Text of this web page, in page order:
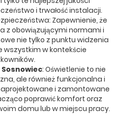
i trwałość instalacji.
Zapewnienie, że
z obowiązującymi normami i
nie tylko z punktu widzenia
wszystkim w kontekście
: Oświetlenie to nie
ale również funkcjonalna i
i zamontowane
poprawić komfort oraz
domu lub w miejscu pracy.